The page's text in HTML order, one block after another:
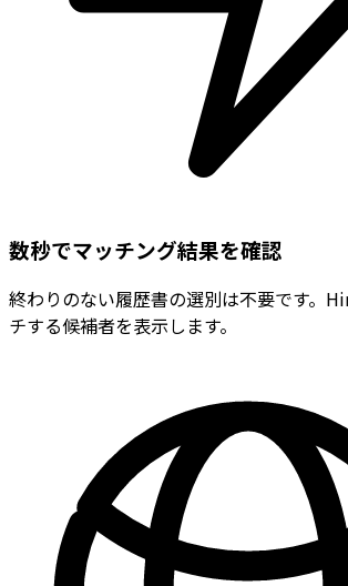
数秒でマッチング結果を確認
終わりのない履歴書の選別は不要です。
チする候補者を表示します。